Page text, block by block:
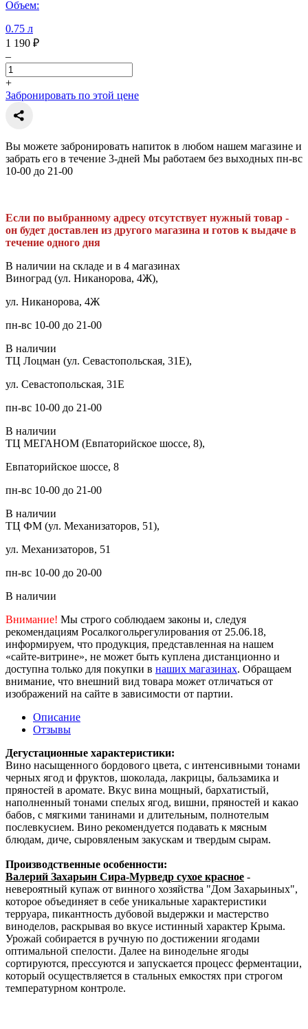
Объем:
0.75 л
1 190 ₽
–
+
Забронировать по этой цене
Вы можете забронировать напиток в любом нашем магазине и
забрать его в течение 3-дней Мы работаем без выходных пн-вс
10-00 до 21-00
Если по выбранному адресу отсутствует нужный товар -
он будет доставлен из другого магазина и готов к выдаче в
течение одного дня
В наличии на складе и в 4 магазинах
Виноград (ул. Никанорова, 4Ж),
ул. Никанорова, 4Ж
пн-вс 10-00 до 21-00
В наличии
ТЦ Лоцман (ул. Севастопольская, 31Е),
ул. Севастопольская, 31Е
пн-вс 10-00 до 21-00
В наличии
ТЦ МЕГАНОМ (Евпаторийское шоссе, 8),
Евпаторийское шоссе, 8
пн-вс 10-00 до 21-00
В наличии
ТЦ ФМ (ул. Механизаторов, 51),
ул. Механизаторов, 51
пн-вс 10-00 до 20-00
В наличии
Внимание! Мы строго соблюдаем законы и, следуя
рекомендациям Росалкогольрегулирования от 25.06.18,
информируем, что продукция, представленная на нашем
«сайте-витрине», не может быть куплена дистанционно и
доступна только для покупки в наших магазинах. Обращаем
внимание, что внешний вид товара может отличаться от
изображений на сайте в зависимости от партии.
Описание
Отзывы
Дегустационные характеристики:
Вино насыщенного бордового цвета, с интенсивными тонами
черных ягод и фруктов, шоколада, лакрицы, бальзамика и
пряностей в аромате. Вкус вина мощный, бархатистый,
наполненный тонами спелых ягод, вишни, пряностей и какао
бабов, с мягкими танинами и длительным, полнотелым
послевкусием. Вино рекомендуется подавать к мясным
блюдам, диче, сыровяленым закускам и твердым сырам.
Производственные особенности:
Валерий Захарьин Сира-Мурведр сухое красное -
невероятный купаж от винного хозяйства "Дом Захарьиных",
которое объединяет в себе уникальные характеристики
терруара, пикантность дубовой выдержки и мастерство
виноделов, раскрывая во вкусе истинный характер Крыма.
Урожай собирается в ручную по достижении ягодами
оптимальной спелости. Далее на винодельне ягоды
сортируются, прессуются и запускается процесс ферментации,
который осуществляется в стальных емкостях при строгом
температурном контроле.